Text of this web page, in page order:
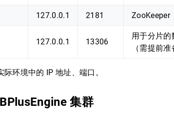
127.0.0.1 2181 ZooKeeper
127.0.0.1 13306
用于分片的
（需提前准
环境中的 IP 地址、端口。
集群